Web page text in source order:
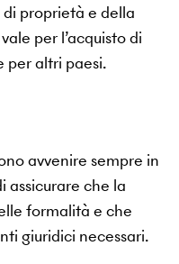
proprietà e della
per l’acquisto di
per altri paesi.
avvenire sempre in
assicurare che la
formalità e che
giuridici necessari.